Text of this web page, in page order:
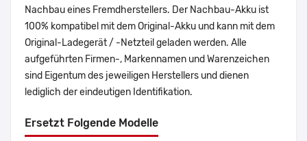
Nachbau eines Fremdherstellers. Der Nachbau-Akku ist
100% kompatibel mit dem Original-Akku und kann mit dem
Original-Ladegerät / -Netzteil geladen werden. Alle
aufgeführten Firmen-, Markennamen und Warenzeichen
sind Eigentum des jeweiligen Herstellers und dienen
lediglich der eindeutigen Identifikation.
Ersetzt Folgende Modelle